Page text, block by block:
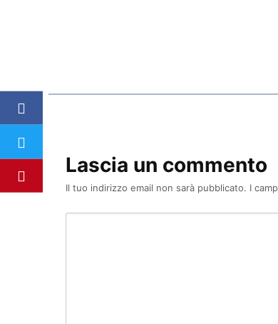
Lascia un commento
Il tuo indirizzo email non sarà pubblicato. I